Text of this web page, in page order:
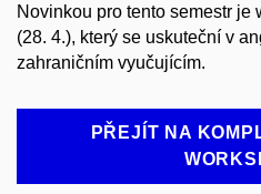
Novinkou pro tento semestr je
(28. 4.), který se uskuteční v
zahraničním vyučujícím.
PŘEJÍT NA